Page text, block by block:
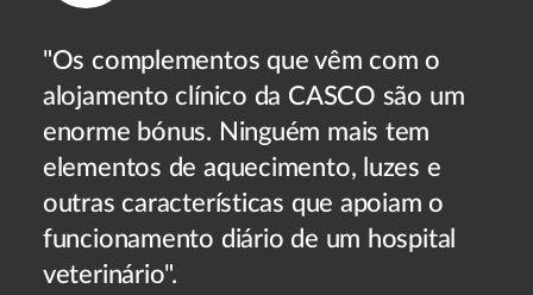
"Os complementos que vêm com o
alojamento clínico da CASCO são um
enorme bónus. Ninguém mais tem
elementos de aquecimento, luzes e
outras características que apoiam o
funcionamento diário de um hospital
veterinário".